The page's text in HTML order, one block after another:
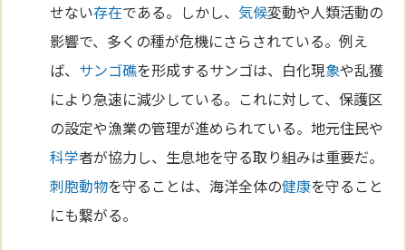
せない存在である。しかし、気候変動や人類活動の
影響で、多くの種が危機にさらされている。例え
ば、 サンゴ礁を形成するサンゴは、白化現象や乱獲
により急速に減少している。これに対して、保護区
の設定や漁業の管理が進められている。地元住民や
科学者が協力し、生息地を守る取り組みは重要だ。
刺胞動物を守ることは、海洋全体の健康を守ること
にも繋がる。